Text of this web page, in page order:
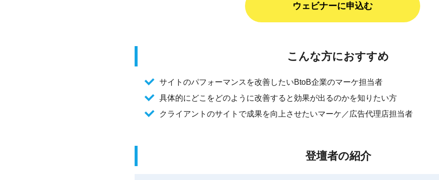
ウェビナーに申込む
こんな方におすすめ
サイトのパフォーマンスを改善したいBtoB企業のマーケ担当者
具体的にどこをどのように改善すると効果が出るのかを知りたい方
クライアントのサイトで成果を向上させたいマーケ／広告代理店担当者
登壇者の紹介